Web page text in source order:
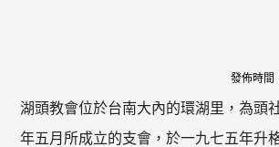
發佈時間
湖頭教會位於台南大內的環湖里，為頭
年五月所成立的支會，於一九七五年升